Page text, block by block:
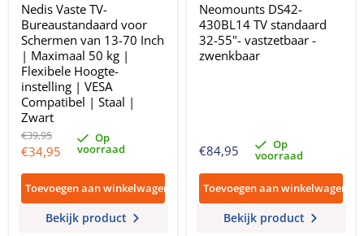
Nedis Vaste TV-
Bureaustandaard voor
Schermen van 13-70 Inch
| Maximaal 50 kg |
Flexibele Hoogte-
instelling | VESA
Compatibel | Staal |
Zwart
Oorspronkelijke
prijs
€39,95
Huidige
€34,95
Op
voorraad
Toevoegen aan winkelwagen
Bekijk product
Neomounts DS42-
430BL14 TV standaard
32-55"- vastzetbaar -
zwenkbaar
€84,95 Op
voorraad
Toevoegen aan winkelwagen
Bekijk product